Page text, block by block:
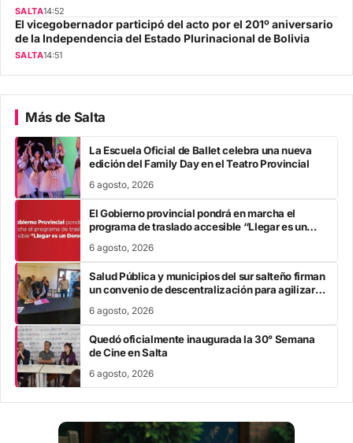
SALTA14:52
El vicegobernador participó del acto por el 201º aniversario
de la Independencia del Estado Plurinacional de Bolivia
SALTA14:51
Más de Salta
La Escuela Oficial de Ballet celebra una nueva
edición del Family Day en el Teatro Provincial
6 agosto, 2026
El Gobierno provincial pondrá en marcha el
programa de traslado accesible “Llegar es un
6 agosto, 2026
Salud Pública y municipios del sur salteño firman
un convenio de descentralización para agilizar
6 agosto, 2026
Quedó oficialmente inaugurada la 30° Semana
de Cine en Salta
6 agosto, 2026